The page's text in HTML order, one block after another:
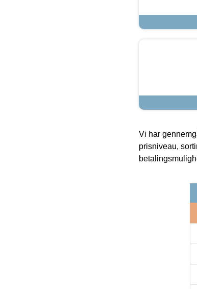
Vi har
prisniveau,